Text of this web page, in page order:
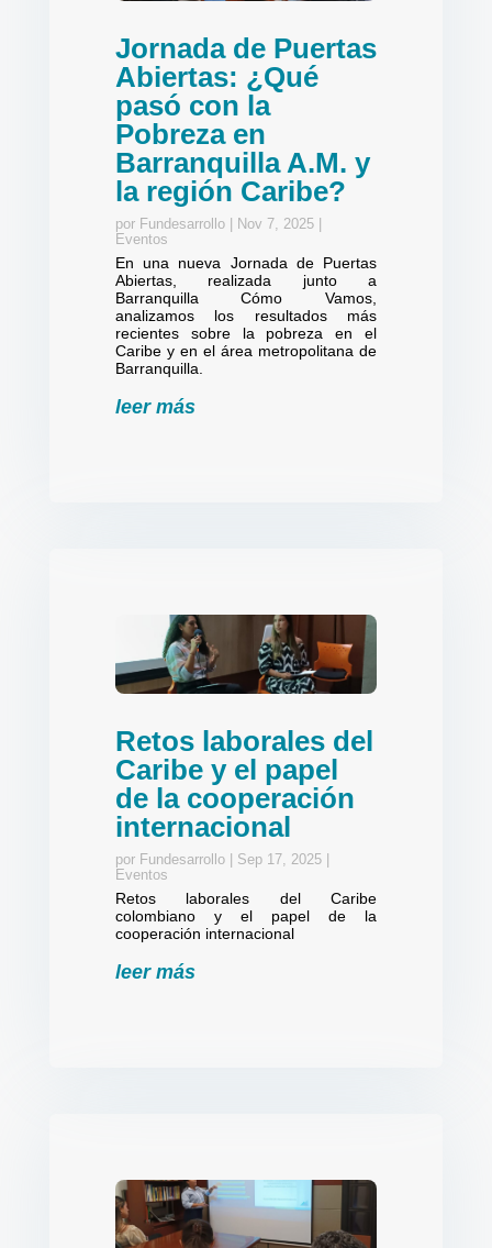
Jornada de Puertas
Abiertas: ¿Qué
pasó con la
Pobreza en
Barranquilla A.M. y
la región Caribe?
por Fundesarrollo| Nov 7, 2025|
Eventos
En una nueva Jornada de Puertas
Abiertas, realizada junto a
Barranquilla Cómo Vamos,
analizamos los resultados más
recientes sobre la pobreza en el
Caribe y en el área metropolitana de
Barranquilla.
leer más
Retos laborales del
Caribe y el papel
de la cooperación
internacional
por Fundesarrollo| Sep 17, 2025|
Eventos
Retos laborales del Caribe
colombiano y el papel de la
cooperación internacional
leer más